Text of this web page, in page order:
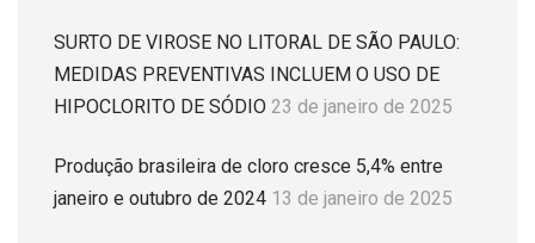
SURTO DE VIROSE NO LITORAL DE SÃO PAULO:
MEDIDAS PREVENTIVAS INCLUEM O USO DE
HIPOCLORITO DE SÓDIO 23 de janeiro de 2025
Produção brasileira de cloro cresce 5,4% entre
janeiro e outubro de 2024 13 de janeiro de 2025